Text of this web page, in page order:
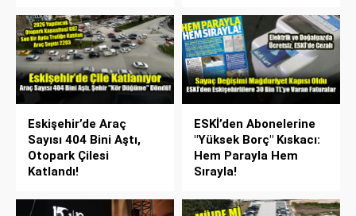
Eskişehir’de Araç
Sayısı 404 Bini Aştı,
Otopark Çilesi
Katlandı!
ESKİ’den Abonelerine
"Yüksek Borç" Kıskacı:
Hem Parayla Hem
Sırayla!